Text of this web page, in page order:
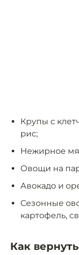
Крупы с
рис;
Нежирное
Овощи на
Авокадо и
Сезонные
картофель,
Как